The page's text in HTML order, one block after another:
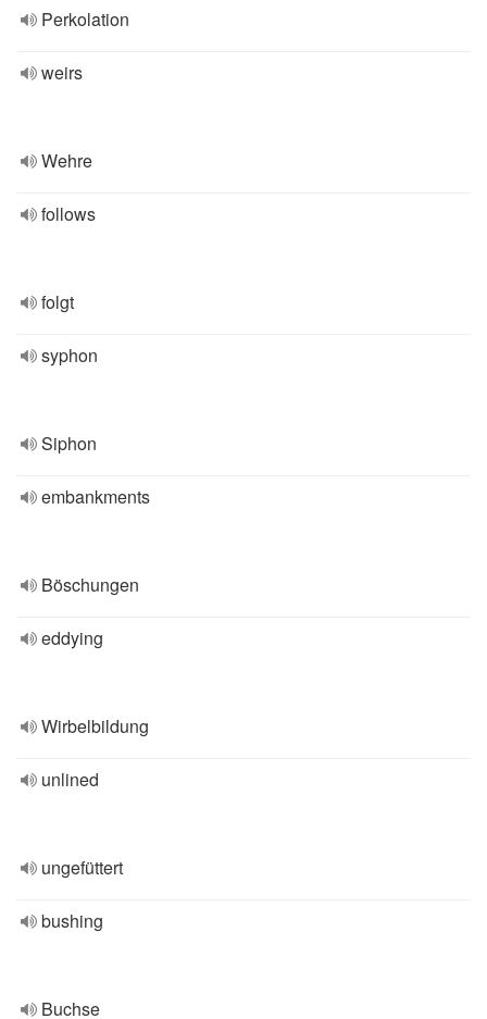
Perkolation
weirs
Wehre
follows
folgt
syphon
Siphon
embankments
Böschungen
eddying
Wirbelbildung
unlined
ungefüttert
bushing
Buchse